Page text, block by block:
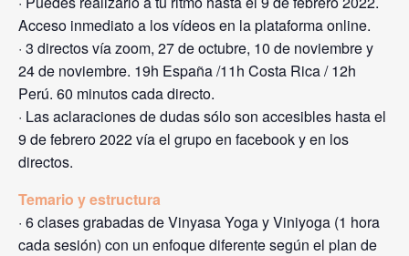
Acceso inmediato a los vídeos en la plataforma online.
· 3 directos vía zoom, 27 de octubre, 10 de noviembre y
24 de noviembre. 19h España /11h Costa Rica / 12h
Perú. 60 minutos cada directo.
· Las aclaraciones de dudas sólo son accesibles hasta el
9 de febrero 2022 vía el grupo en facebook y en los
directos.
Temario y estructura
· 6 clases grabadas de Vinyasa Yoga y Viniyoga (1 hora
cada sesión) con un enfoque diferente según el plan de